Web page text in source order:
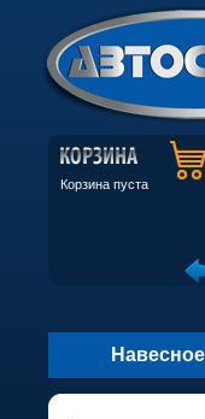
Корзина пуста